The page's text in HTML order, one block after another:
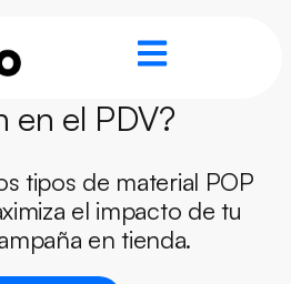
material POP
en el PDV?
tipos de material POP
el impacto de tu
en tienda.